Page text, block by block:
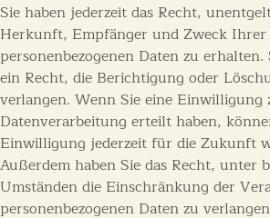
Sie haben jederzeit das Recht,
Herkunft, Empfänger und Zweck Ihrer
personenbezogenen Daten zu
ein Recht, die Berichtigung oder
verlangen. Wenn Sie eine Einwilligung
Datenverarbeitung erteilt haben,
Einwilligung jederzeit für die Zukunft
Außerdem haben Sie das Recht, unter
Umständen die Einschränkung der
personenbezogenen Daten zu